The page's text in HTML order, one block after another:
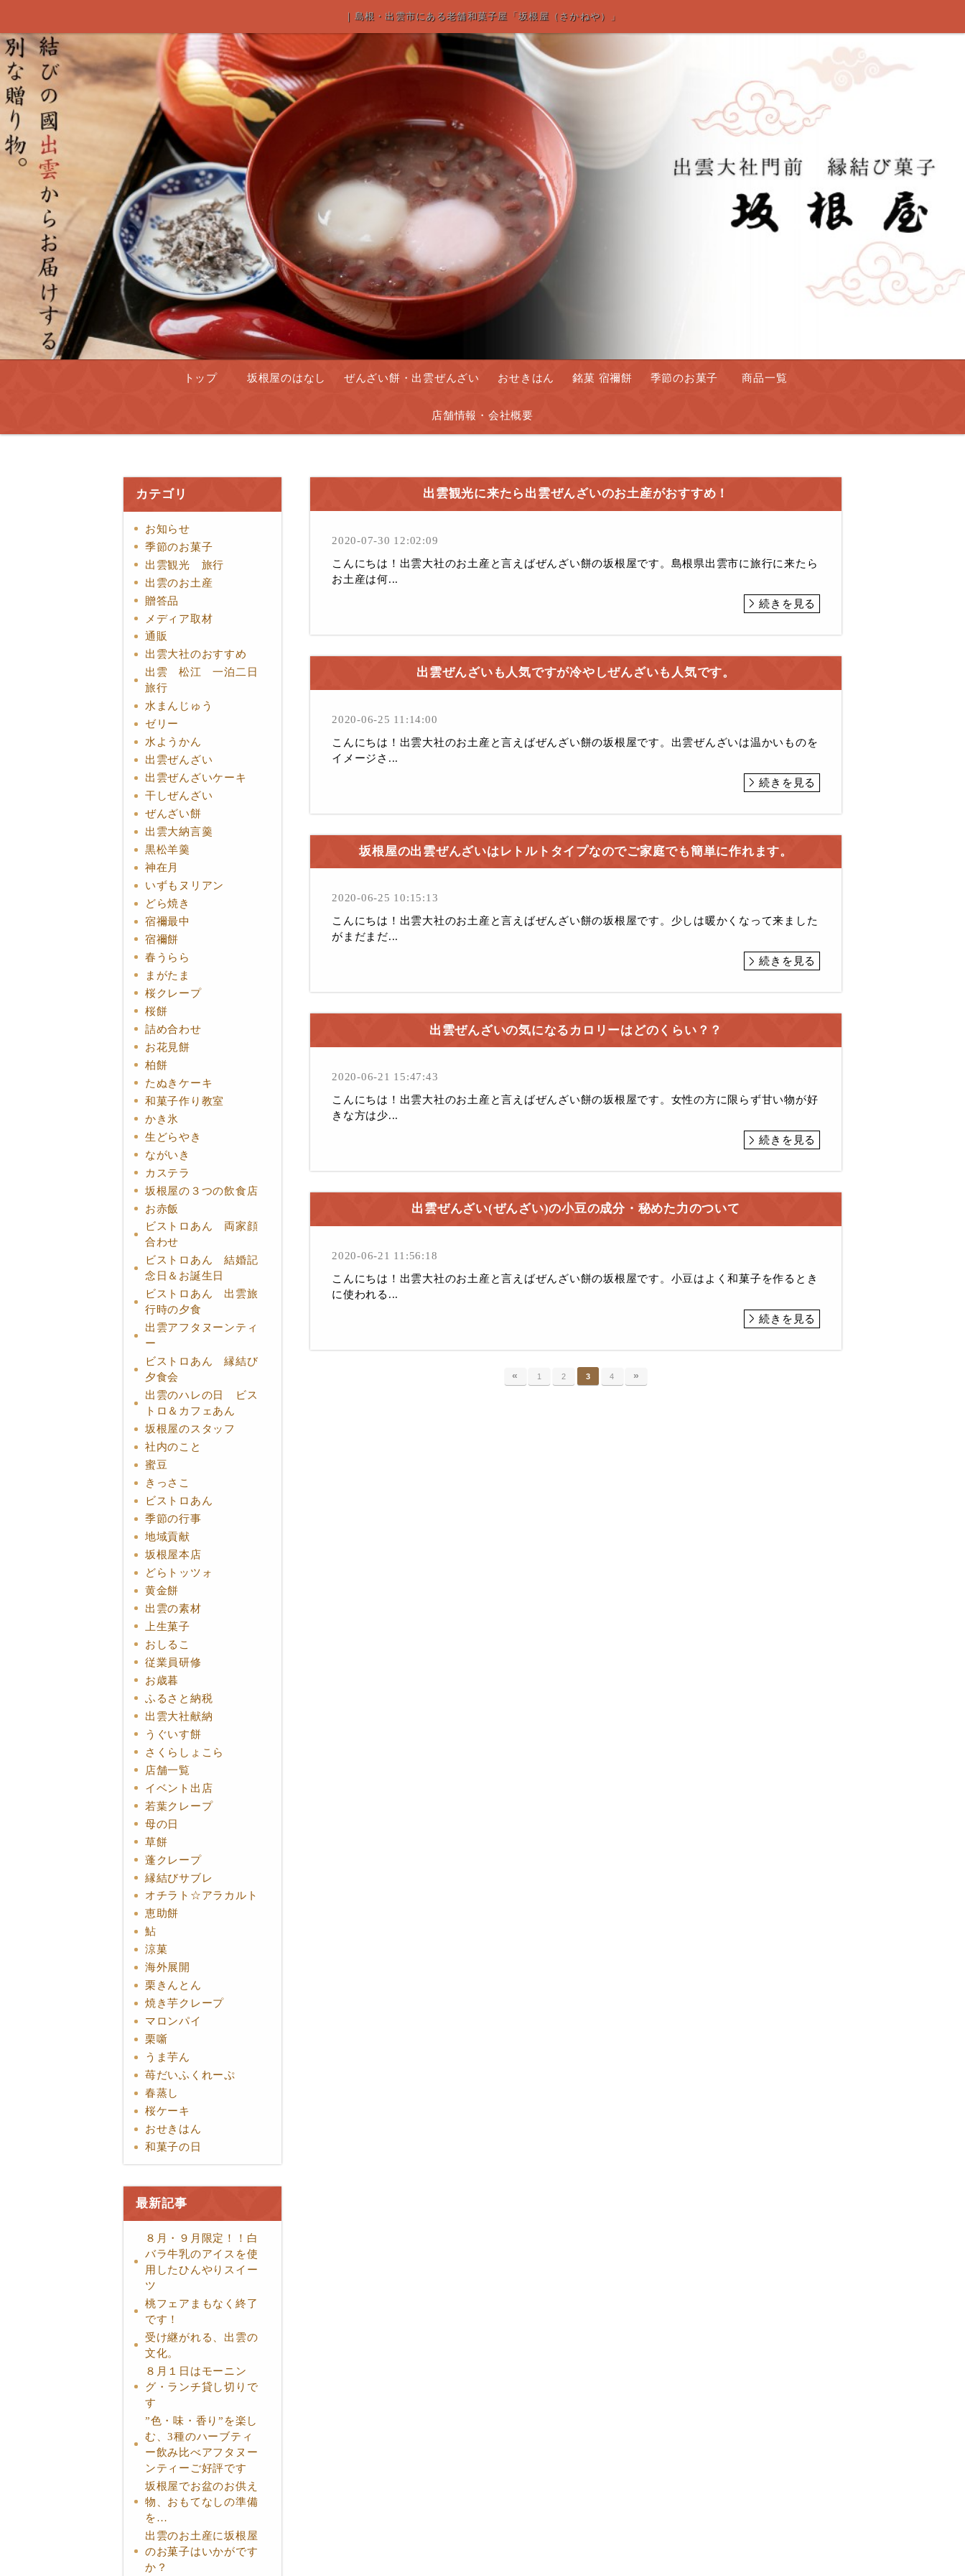
｜島根・出雲市にある老舗和菓子屋「坂根屋（さかねや）」
トップ 坂根屋のはなし ぜんざい餅・出雲ぜんざい おせきはん 銘菓 宿禰餅 季節のお菓子 商品一覧
店舗情報・会社概要
カテゴリ
お知らせ
季節のお菓子
出雲観光 旅行
出雲のお土産
贈答品
メディア取材
通販
出雲大社のおすすめ
出雲 松江 一泊二日
旅行
水まんじゅう
ゼリー
水ようかん
出雲ぜんざい
出雲ぜんざいケーキ
干しぜんざい
ぜんざい餅
出雲大納言羹
黒松羊羹
神在月
いずもヌリアン
どら焼き
宿禰最中
宿禰餅
春うらら
まがたま
桜クレープ
桜餅
詰め合わせ
お花見餅
柏餅
たぬきケーキ
和菓子作り教室
かき氷
生どらやき
ながいき
カステラ
坂根屋の３つの飲食店
お赤飯
ビストロあん 両家顔
合わせ
ビストロあん 結婚記
念日＆お誕生日
ビストロあん 出雲旅
行時の夕食
出雲アフタヌーンティ
ー
ビストロあん 縁結び
夕食会
出雲のハレの日 ビス
トロ＆カフェあん
坂根屋のスタッフ
社内のこと
蜜豆
きっさこ
ビストロあん
季節の行事
地域貢献
坂根屋本店
どらトッツォ
黄金餅
出雲の素材
上生菓子
おしるこ
従業員研修
お歳暮
ふるさと納税
出雲大社献納
うぐいす餅
さくらしょこら
店舗一覧
イベント出店
若葉クレープ
母の日
草餅
蓬クレープ
縁結びサブレ
オチラト☆アラカルト
恵助餅
鮎
涼菓
海外展開
栗きんとん
焼き芋クレープ
マロンパイ
栗噺
うま芋ん
苺だいふくれーぷ
春蒸し
桜ケーキ
おせきはん
和菓子の日
最新記事
８月・９月限定！！白
バラ牛乳のアイスを使
用したひんやりスイー
ツ
桃フェアまもなく終了
です！
受け継がれる、出雲の
文化。
８月１日はモーニン
グ・ランチ貸し切りで
す
”色・味・香り”を楽し
む、3種のハーブティ
ー飲み比べアフタヌー
ンティーご好評です
坂根屋でお盆のお供え
物、おもてなしの準備
を…
出雲のお土産に坂根屋
のお菓子はいかがです
か？
出雲観光に来たら出雲ぜんざいのお土産がおすすめ！
2020-07-30 12:02:09
こんにちは！出雲大社のお土産と言えばぜんざい餅の坂根屋です。島根県出雲市に旅行に来たら
お土産は何...
続きを見る
出雲ぜんざいも人気ですが冷やしぜんざいも人気です。
2020-06-25 11:14:00
こんにちは！出雲大社のお土産と言えばぜんざい餅の坂根屋です。出雲ぜんざいは温かいものを
イメージさ...
続きを見る
坂根屋の出雲ぜんざいはレトルトタイプなのでご家庭でも簡単に作れます。
2020-06-25 10:15:13
こんにちは！出雲大社のお土産と言えばぜんざい餅の坂根屋です。少しは暖かくなって来ました
がまだまだ...
続きを見る
出雲ぜんざいの気になるカロリーはどのくらい？？
2020-06-21 15:47:43
こんにちは！出雲大社のお土産と言えばぜんざい餅の坂根屋です。女性の方に限らず甘い物が好
きな方は少...
続きを見る
出雲ぜんざい(ぜんざい)の小豆の成分・秘めた力のついて
2020-06-21 11:56:18
こんにちは！出雲大社のお土産と言えばぜんざい餅の坂根屋です。小豆はよく和菓子を作るとき
に使われる...
続きを見る
« 1 2 3 4 »